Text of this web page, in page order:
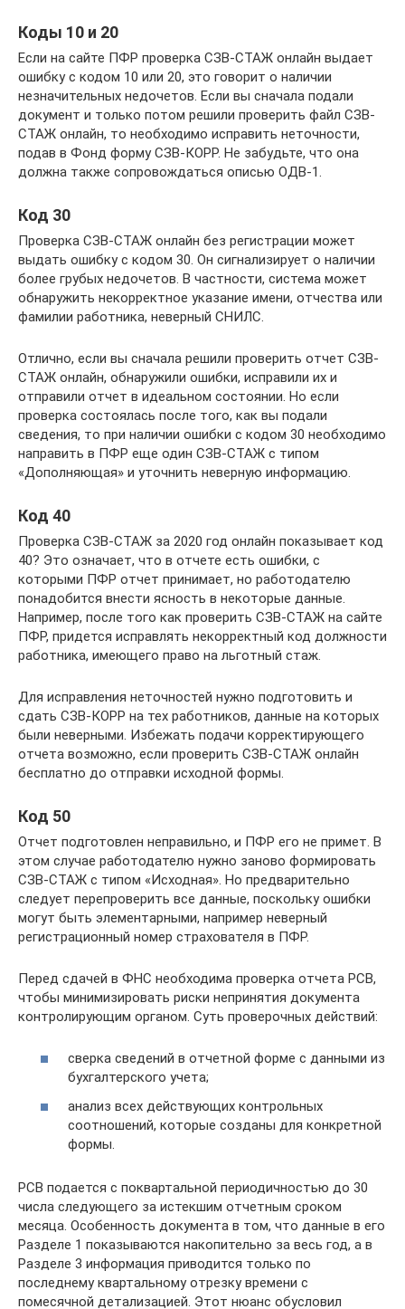
Коды 10 и 20
Если на сайте ПФР проверка СЗВ-СТАЖ онлайн выдает
ошибку с кодом 10 или 20, это говорит о наличии
незначительных недочетов. Если вы сначала подали
документ и только потом решили проверить файл СЗВ-
СТАЖ онлайн, то необходимо исправить неточности,
подав в Фонд форму СЗВ-КОРР. Не забудьте, что она
должна также сопровождаться описью ОДВ-1.
Код 30
Проверка СЗВ-СТАЖ онлайн без регистрации может
выдать ошибку с кодом 30. Он сигнализирует о наличии
более грубых недочетов. В частности, система может
обнаружить некорректное указание имени, отчества или
фамилии работника, неверный СНИЛС.
Отлично, если вы сначала решили проверить отчет СЗВ-
СТАЖ онлайн, обнаружили ошибки, исправили их и
отправили отчет в идеальном состоянии. Но если
проверка состоялась после того, как вы подали
сведения, то при наличии ошибки с кодом 30 необходимо
направить в ПФР еще один СЗВ-СТАЖ с типом
«Дополняющая» и уточнить неверную информацию.
Код 40
Проверка СЗВ-СТАЖ за 2020 год онлайн показывает код
40? Это означает, что в отчете есть ошибки, с
которыми ПФР отчет принимает, но работодателю
понадобится внести ясность в некоторые данные.
Например, после того как проверить СЗВ-СТАЖ на сайте
ПФР, придется исправлять некорректный код должности
работника, имеющего право на льготный стаж.
Для исправления неточностей нужно подготовить и
сдать СЗВ-КОРР на тех работников, данные на которых
были неверными. Избежать подачи корректирующего
отчета возможно, если проверить СЗВ-СТАЖ онлайн
бесплатно до отправки исходной формы.
Код 50
Отчет подготовлен неправильно, и ПФР его не примет. В
этом случае работодателю нужно заново формировать
СЗВ-СТАЖ с типом «Исходная». Но предварительно
следует перепроверить все данные, поскольку ошибки
могут быть элементарными, например неверный
регистрационный номер страхователя в ПФР.
Перед сдачей в ФНС необходима проверка отчета РСВ,
чтобы минимизировать риски непринятия документа
контролирующим органом. Суть проверочных действий:
сверка сведений в отчетной форме с данными из
бухгалтерского учета;
анализ всех действующих контрольных
соотношений, которые созданы для конкретной
формы.
РСВ подается с поквартальной периодичностью до 30
числа следующего за истекшим отчетным сроком
месяца. Особенность документа в том, что данные в его
Разделе 1 показываются накопительно за весь год, а в
Разделе 3 информация приводится только по
последнему квартальному отрезку времени с
помесячной детализацией. Этот нюанс обусловил